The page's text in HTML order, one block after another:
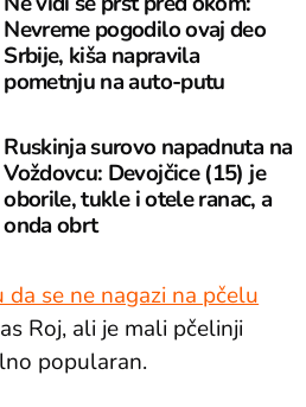
Nevreme pogodilo ovaj deo
Srbije, kiša napravila
pometnju na auto-putu
Ruskinja surovo napadnuta na
Voždovcu: Devojčice (15) je
oborile, tukle i otele ranac, a
onda obrt
se ne nagazi na pčelu
Roj, ali je mali pčelinji
popularan.